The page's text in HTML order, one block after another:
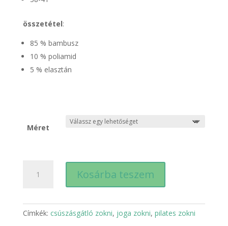
összetétel:
85 % bambusz
10 % poliamid
5 % elasztán
Méret
Csúszásgátló
titokzokni
mennyiség
Kosárba teszem
Címkék: csúszásgátló zokni, joga zokni, pilates zokni